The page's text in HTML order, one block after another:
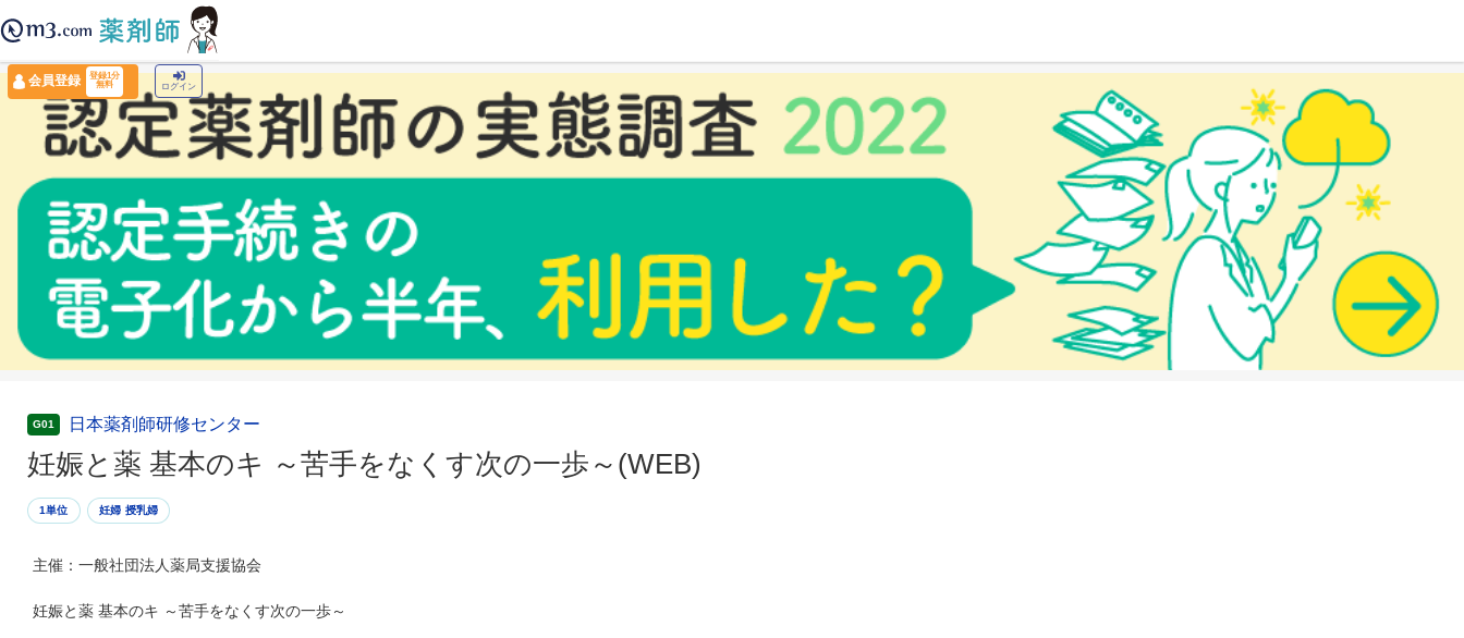
会員登録
登録1分
無料
ログイン
› 妊娠と薬 基本のキ ～苦手をなくす次の一歩～(WEB)
G01 日本薬剤師研修センター
妊娠と薬 基本のキ ～苦手をなくす次の一歩～(WEB)
1単位 妊婦 授乳婦
主催：一般社団法人薬局支援協会
妊娠と薬 基本のキ ～苦手をなくす次の一歩～